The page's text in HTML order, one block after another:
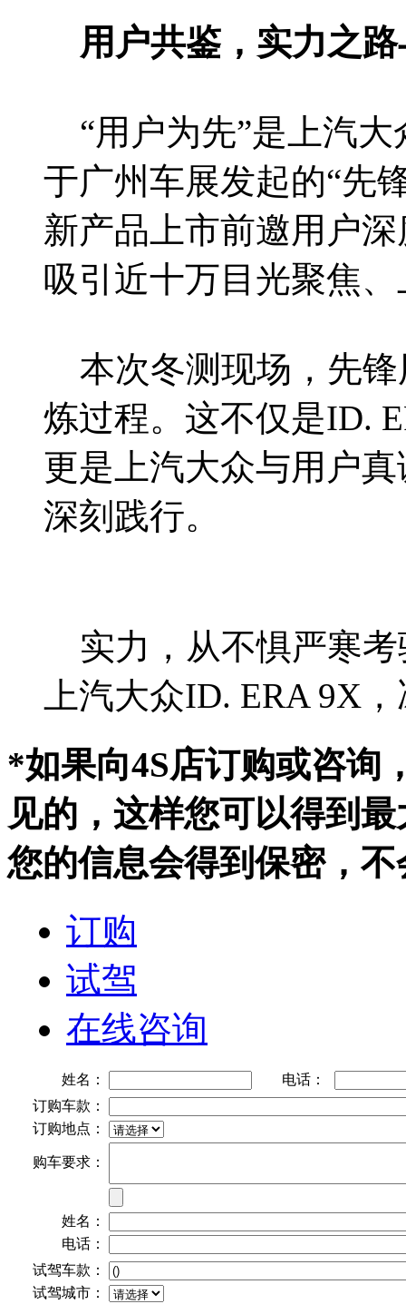
用户共鉴，实力之路
“用户为先”是上汽大
于广州车展发起的“先
新产品上市前邀用户
吸引近十万目光聚焦
本次冬测现场，先锋
炼过程。这不仅是ID.
更是上汽大众与用户
深刻践行。
实力，从不惧严寒考
上汽大众ID. ERA 9X
*如果向4S店订购或咨询
见的，这样您可以得到
您的信息会得到保密，
订购
试驾
在线咨询
姓名：
电话：
订购车款：
订购地点：
购车要求：
姓名：
电话：
试驾车款：
试驾城市：